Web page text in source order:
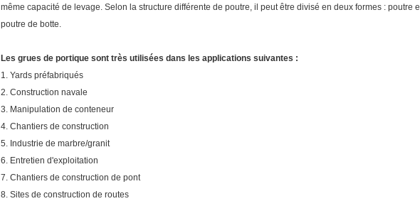
même capacité de levage. Selon la structure différente de poutre, il peut être divisé en deux formes : poutre
poutre de botte.
Les grues de portique sont très utilisées dans les applications suivantes :
1. Yards préfabriqués
2. Construction navale
3. Manipulation de conteneur
4. Chantiers de construction
5. Industrie de marbre/granit
6. Entretien d'exploitation
7. Chantiers de construction de pont
8. Sites de construction de routes